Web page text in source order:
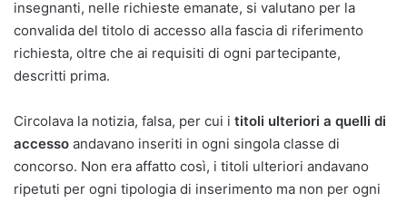
insegnanti, nelle richieste emanate, si valutano per la
convalida del titolo di accesso alla fascia di riferimento
richiesta, oltre che ai requisiti di ogni partecipante,
descritti prima.
Circolava la notizia, falsa, per cui i titoli ulteriori a quelli di
accesso andavano inseriti in ogni singola classe di
concorso. Non era affatto così, i titoli ulteriori andavano
ripetuti per ogni tipologia di inserimento ma non per ogni